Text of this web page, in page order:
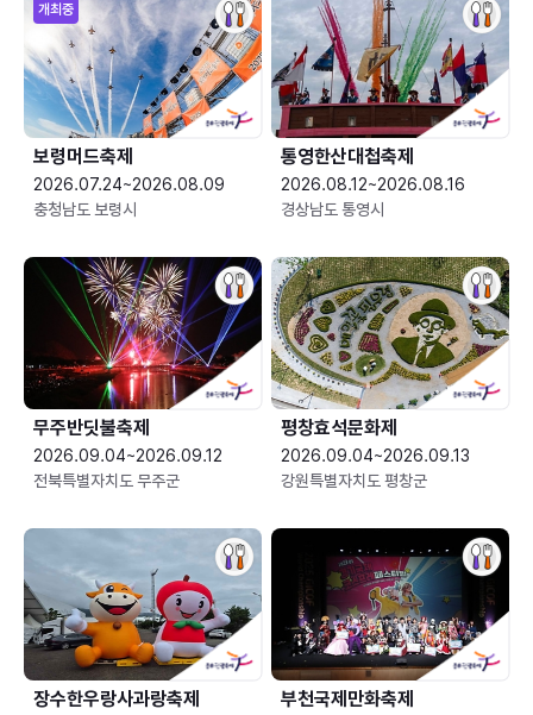
개최중
보령머드축제
2026.07.24~2026.08.09
충청남도 보령시
통영한산대첩축제
2026.08.12~2026.08.16
경상남도 통영시
무주반딧불축제
2026.09.04~2026.09.12
전북특별자치도 무주군
평창효석문화제
2026.09.04~2026.09.13
강원특별자치도 평창군
장수한우랑사과랑축제 부천국제만화축제